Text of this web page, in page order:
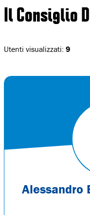
Il Consiglio
Utenti visualizzati: 9
Alessandro